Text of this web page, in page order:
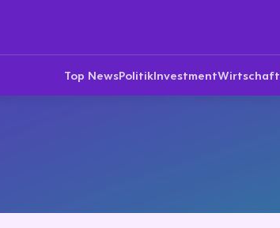
Top NewsPolitikInvestmentWirtschaft